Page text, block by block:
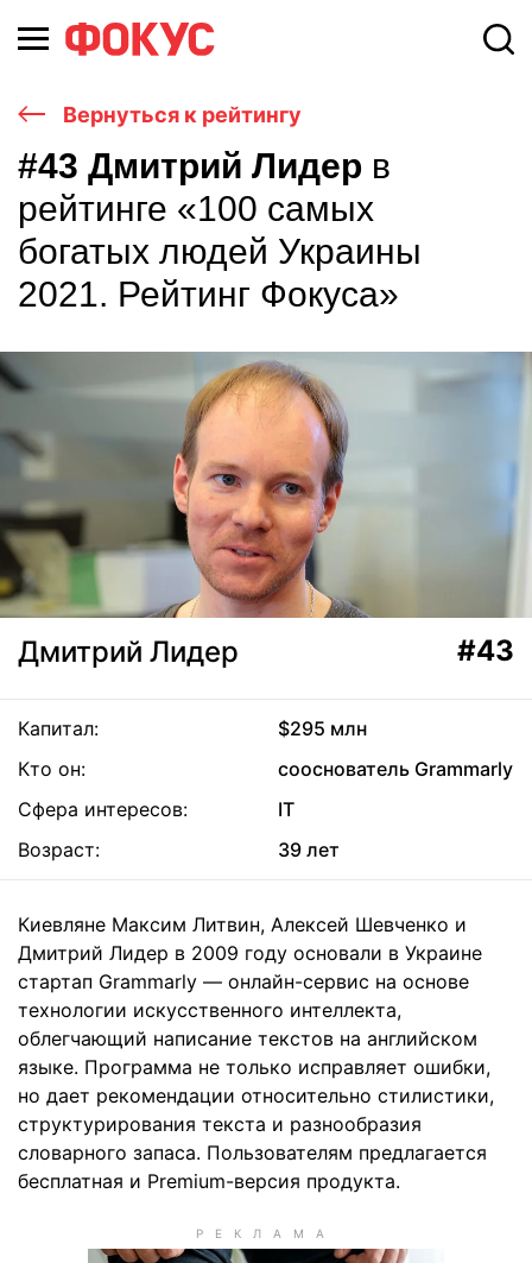
Вернуться к рейтингу
#43 Дмитрий Лидер в
рейтинге «100 самых
богатых людей Украины
2021. Рейтинг Фокуса»
Дмитрий Лидер #43
Капитал:
$295 млн
Кто он:
сооснователь Grammarly
Сфера интересов:
IT
Возраст:
39 лет
Киевляне Максим Литвин, Алексей Шевченко и
Дмитрий Лидер в 2009 году основали в Украине
стартап Grammarly — онлайн-сервис на основе
технологии искусственного интеллекта,
облегчающий написание текстов на английском
языке. Программа не только исправляет ошибки,
но дает рекомендации относительно стилистики,
структурирования текста и разнообразия
словарного запаса. Пользователям предлагается
бесплатная и Premium-версия продукта.